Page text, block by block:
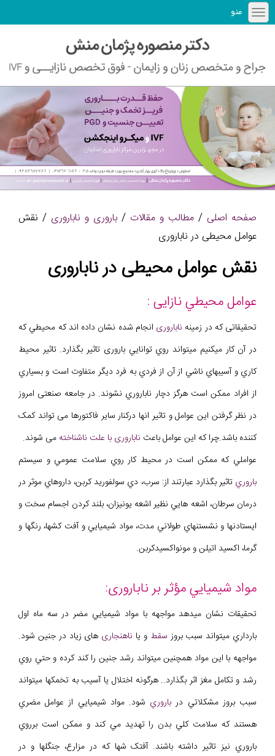
منو
صفحه اصلی / مطالب و مقالات / باروری و ناباروری / نقش
عوامل محیطی در ناباروری
نقش عوامل محیطی در ناباروری
عوامل محيطي نازایی :
تحقیقاتی که در زمینه ناباروری انجام شده نشان داده اند که محيطي که
در آن کار ميکنيم ميتواند روي توانايي باروری تاثير بگذارد. تاثير محيط
کاري و آسيبهاي ناشي از آن از فردي به فرد ديگر متفاوت است و بسياري
از افراد ممکن است هرگز دچار ناباروري نشوند. در جامعه صنعتی امروز
در نظر گرفتن این عوامل و تاثیر انها درکنار سایر فاکتورها می تواند کمک
کننده باشد.چرا که این عوامل باعث ناباروری با علت ناشناخته می شوند.
عواملي که ممکن است در محيط کار روي سلامت عمومي و سيستم
باروري تاثير بگذارد عبارتند از: سرب، دي سولفوريد کربن، داروهاي موثر در
درمان سرطان، اشعه هايي نظير اشعه يونيزان، بلند کردن اجسام سخت و
ايستادنها و نشستنهاي طولاني مدت، مواد شيميايي و آفت کشها، رنگها و
گرما، اکسيد اتيلن و مونواکسيدکربن.
مواد شيميايي مؤثر بر ناباروری:
تحقيقات نشان ميدهد مواجهه با مواد شيميايي مضر در سه ماه اول
بارداري ميتواند سبب بروز سقط و يا ناهنجاری های زياد در جنين شود.
مواجهه با اين مواد همچنين ميتواند رشد جنين را کند کرده و حتي روي
رشد و تکامل مغز اثر بگذارد.. هرگونه اختلال يا آسيب به تخمکها ميتواند
سبب بروز مشکلاتي در باروري شود. مواد شيميايي از عوامل مضري
هستند که سلامت کلي بدن را تهديد مي کند و ممکن است برروي
باروري نيز تاثير داشته باشند. آفتک شها که در مزارع، جنگلها و در